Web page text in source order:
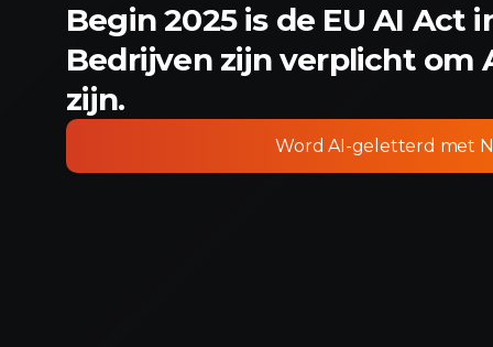
Begin 2025 is de EU AI Act
Bedrijven zijn verplicht om
zijn.
Word AI-geletterd met